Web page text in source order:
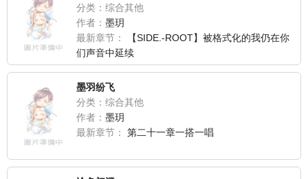
分类：综合其他
作者： 墨玥
最新章节：
【SIDE.-ROOT】被格式化的我仍在你
们声音中延续
墨羽纷飞
分类：综合其他
作者： 墨玥
最新章节：
第二十一章一搭一唱